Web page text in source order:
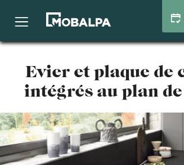
Evier et plaque de
intégrés au plan